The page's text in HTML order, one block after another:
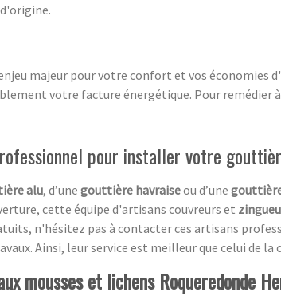
majeur pour votre confort et vos économies
votre facture énergétique. Pour
pour installer votre
alu, d’une gouttière havraiseou d’une
cette équipe d'artisans couvreurs et
n'hésitez pas à contacter ces artisans
Ainsi, leur service est meilleur que celui de la
mousses et lichens Roqueredonde